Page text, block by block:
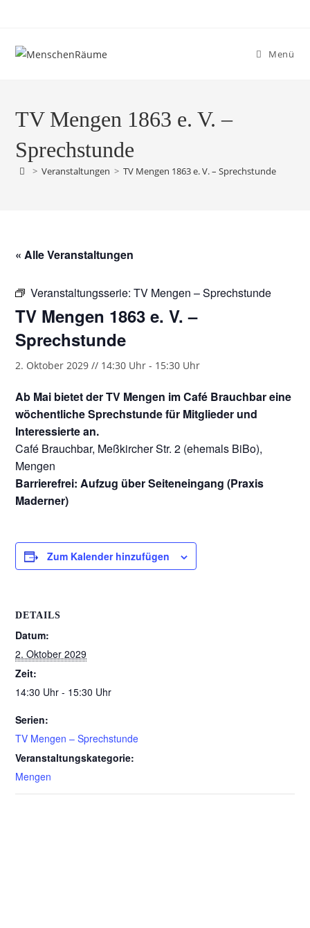
Menü
TV Mengen 1863 e. V. –
Sprechstunde
> Veranstaltungen > TV Mengen 1863 e. V. – Sprechstunde
« Alle Veranstaltungen
Veranstaltungsserie:TV Mengen – Sprechstunde
TV Mengen 1863 e. V. –
Sprechstunde
2. Oktober 2029 // 14:30 Uhr - 15:30 Uhr
Ab Mai bietet der TV Mengen im Café Brauchbar eine
wöchentliche Sprechstunde für Mitglieder und
Interessierte an.
Café Brauchbar, Meßkircher Str. 2 (ehemals BiBo),
Mengen
Barrierefrei: Aufzug über Seiteneingang (Praxis
Maderner)
Zum Kalender hinzufügen
DETAILS
Datum:
2. Oktober 2029
Zeit:
14:30 Uhr - 15:30 Uhr
Serien:
TV Mengen – Sprechstunde
Veranstaltungskategorie:
Mengen